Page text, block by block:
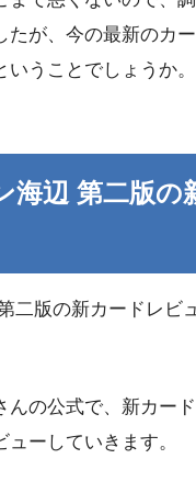
たが、今の最新のカ
うことでしょうか。
海辺 第二版の
二版の新カードレビ
んの公式で、新カー
ーしていきます。